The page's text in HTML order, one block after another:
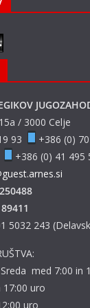
/ 3000 Celje
93
+386 (0)
+386 (0) 41 495
5032 243
med 7:00 in
17:00 uro
uro